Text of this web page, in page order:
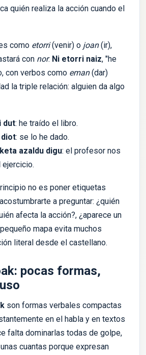
quién realiza la acción cuando el
como etorri(venir) o joan(ir),
con nor: Ni etorri naiz, "he
con verbos como eman(dar)
la triple relación: alguien da algo
dut: he traído el libro.
diot: se lo he dado.
azaldu digu: el profesor nos
ejercicio.
no es poner etiquetas
a preguntar: ¿quién
afecta la acción?, ¿aparece un
mapa evita muchos
literal desde el castellano.
pocas formas,
son formas verbales compactas
en el habla y en textos
falta dominarlas todas de golpe,
cuantas porque expresan